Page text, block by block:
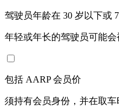
驾驶员年龄在 30 岁以下或
年轻或年长的驾驶员可能会
包括 AARP 会员价
须持有会员身份，并在取车